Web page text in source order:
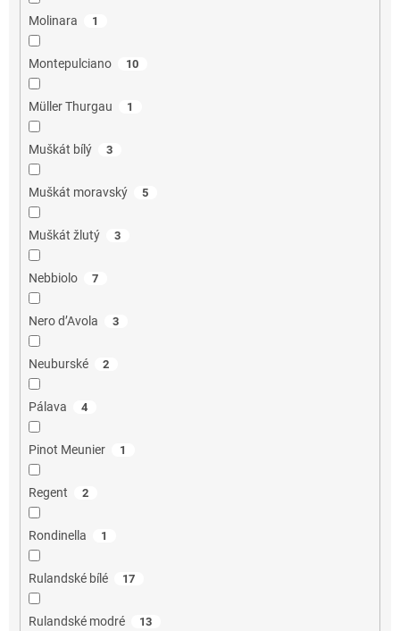
Molinara 1
Montepulciano 10
Müller Thurgau 1
Muškát bílý 3
Muškát moravský 5
Muškát žlutý 3
Nebbiolo 7
Nero d’Avola 3
Neuburské 2
Pálava 4
Pinot Meunier 1
Regent 2
Rondinella 1
Rulandské bílé 17
Rulandské modré 13